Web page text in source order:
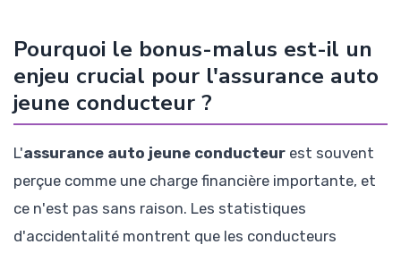
Pourquoi le bonus-malus est-il un
enjeu crucial pour l'assurance auto
jeune conducteur ?
L'assurance auto jeune conducteur est souvent
perçue comme une charge financière importante, et
ce n'est pas sans raison. Les statistiques
d'accidentalité montrent que les conducteurs